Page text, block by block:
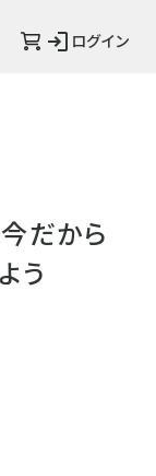
ログイン
だから
う